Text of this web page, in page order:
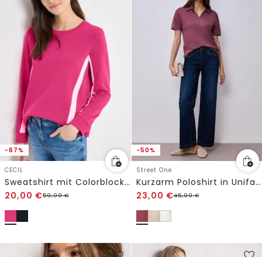
-67%
CECIL
Sweatshirt mit Colorblock Details
20,00 €59,99€
-50%
Street One
Kurzarm Poloshirt in Unifarbe
23,00 €45,99€